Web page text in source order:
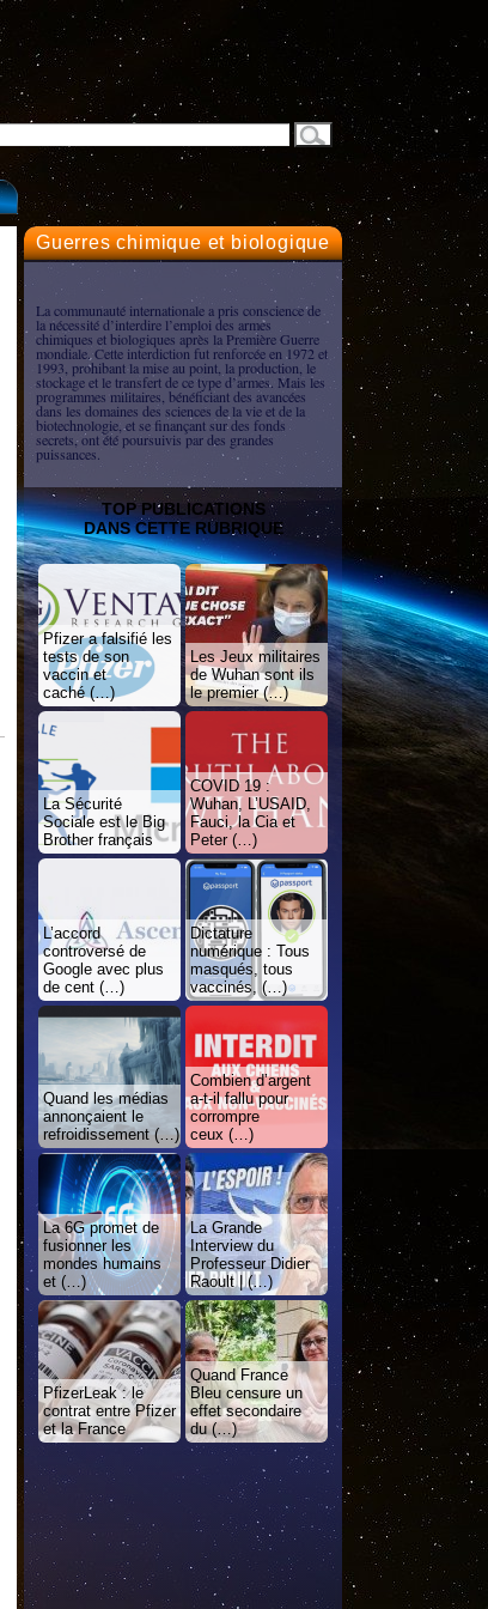
Guerres chimique et biologique
La communauté internationale a pris conscience de
la nécessité d’interdire l’emploi des armes
chimiques et biologiques après la Première Guerre
mondiale. Cette interdiction fut renforcée en 1972 et
1993, prohibant la mise au point, la production, le
stockage et le transfert de ce type d’armes. Mais les
programmes militaires, bénéficiant des avancées
dans les domaines des sciences de la vie et de la
biotechnologie, et se finançant sur des fonds
secrets, ont été poursuivis par des grandes
puissances.
TOP PUBLICATIONS
DANS CETTE RUBRIQUE
Pfizer a falsifié les
tests de son
vaccin et
caché (…)
Les Jeux militaires
de Wuhan sont ils
le premier (…)
La Sécurité
Sociale est le Big
Brother français
COVID 19 :
Wuhan, L’USAID,
Fauci, la Cia et
Peter (…)
L’accord
controversé de
Google avec plus
de cent (…)
Dictature
numérique : Tous
masqués, tous
vaccinés, (…)
Quand les médias
annonçaient le
refroidissement (…)
Combien d’argent
a-t-il fallu pour
corrompre
ceux (…)
La 6G promet de
fusionner les
mondes humains
et (…)
La Grande
Interview du
Professeur Didier
Raoult | (…)
PfizerLeak : le
contrat entre Pfizer
et la France
Quand France
Bleu censure un
effet secondaire
du (…)